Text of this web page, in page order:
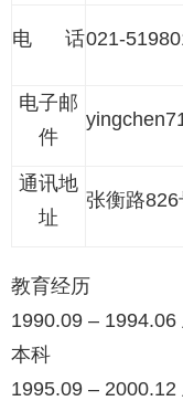
电 话021-
电子邮
件
通讯地
址
张衡路826
教育经历
1990.09 –
本科
1995.09 –